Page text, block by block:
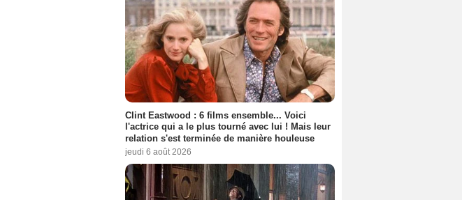
Clint Eastwood : 6 films ensemble... Voici
l'actrice qui a le plus tourné avec lui ! Mais leur
relation s'est terminée de manière houleuse
jeudi 6 août 2026